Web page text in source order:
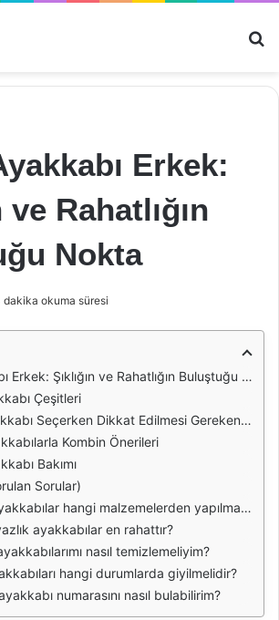
Erkek:
ve Rahatlığın
Nokta
dakika okuma süresi
Şıklığın ve Rahatlığın Buluştuğu Nokta
Çeşitleri
Seçerken Dikkat Edilmesi Gerekenler
Kombin Önerileri
Bakımı
Sorular)
hangi malzemelerden yapılmalıdır?
ayakkabılar en rahattır?
nasıl temizlemeliyim?
hangi durumlarda giyilmelidir?
numarasını nasıl bulabilirim?